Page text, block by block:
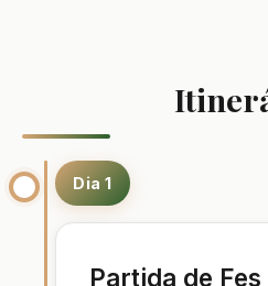
Dia 1
Partida de Fes